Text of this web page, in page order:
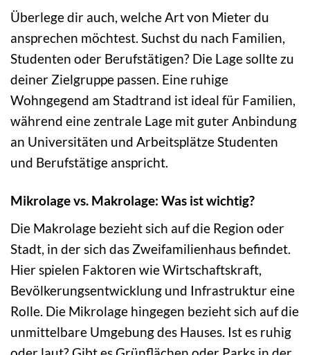
Überlege dir auch, welche Art von Mieter du
ansprechen möchtest. Suchst du nach Familien,
Studenten oder Berufstätigen? Die Lage sollte zu
deiner Zielgruppe passen. Eine ruhige
Wohngegend am Stadtrand ist ideal für Familien,
während eine zentrale Lage mit guter Anbindung
an Universitäten und Arbeitsplätze Studenten
und Berufstätige anspricht.
Mikrolage vs. Makrolage: Was ist wichtig?
Die Makrolage bezieht sich auf die Region oder
Stadt, in der sich das Zweifamilienhaus befindet.
Hier spielen Faktoren wie Wirtschaftskraft,
Bevölkerungsentwicklung und Infrastruktur eine
Rolle. Die Mikrolage hingegen bezieht sich auf die
unmittelbare Umgebung des Hauses. Ist es ruhig